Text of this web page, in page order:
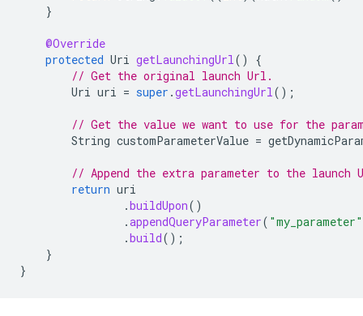
}
@Override
protected Uri getLaunchingUrl()
{
// Get the original launch Url.
Uri uri = super .getLaunchingUrl();
// Get the value we want to use for the
String customParameterValue =
// Append the extra parameter to the launch
return uri
.buildUpon()
.appendQueryParameter( "my_parameter"
.build();
}
}